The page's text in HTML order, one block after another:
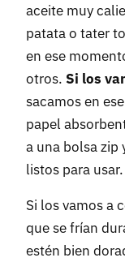
aceite muy
patata o tater
en ese
otros. Si los
sacamos en
papel
a una bolsa zip
listos para usar.
Si los vamos a
que se frían
estén bien